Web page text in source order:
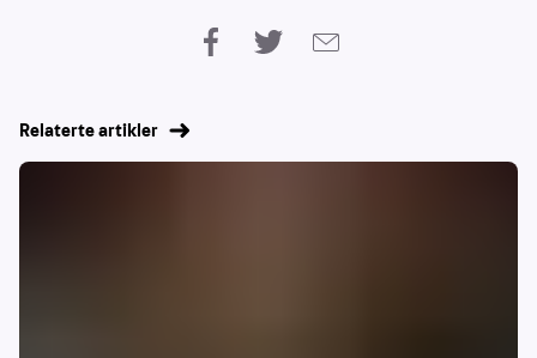
Relaterte artikler